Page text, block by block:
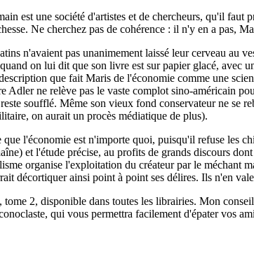
est une société d'artistes et de chercheurs, qu'il faut
Ne cherchez pas de cohérence : il n'y en a pas,
n'avaient pas unanimement laissé leur cerveau au
on lui dit que son livre est sur papier glacé, avec
que fait Maris de l'économie comme une
ne relève pas le vaste complot sino-américain
soufflé. Même son vieux fond conservateur ne se
on aurait un procès médiatique de plus).
l'économie est n'importe quoi, puisqu'il refuse les
et l'étude précise, au profits de grands discours
organise l'exploitation du créateur par le méchant
décortiquer ainsi point à point ses délires. Ils n'en
, tome 2, disponible dans toutes les librairies. Mon
qui vous permettra facilement d'épater vos